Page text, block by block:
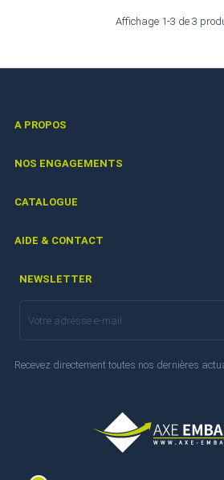
Affichage 1-3 de 3
A PROPOS
NOS ENGAGEMENTS
CATALOGUE
AIDE & CONTACT
NEWSLETTER
Recevez directement toutes nos dernières